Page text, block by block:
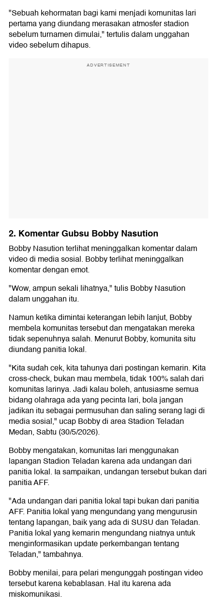
"Sebuah kehormatan bagi kami menjadi komunitas lari
pertama yang diundang merasakan atmosfer stadion
sebelum turnamen dimulai," tertulis dalam unggahan
video sebelum dihapus.
ADVERTISEMENT
2. Komentar Gubsu Bobby Nasution
Bobby Nasution terlihat meninggalkan komentar dalam
video di media sosial. Bobby terlihat meninggalkan
komentar dengan emot.
"Wow, ampun sekali lihatnya," tulis Bobby Nasution
dalam unggahan itu.
Namun ketika dimintai keterangan lebih lanjut, Bobby
membela komunitas tersebut dan mengatakan mereka
tidak sepenuhnya salah. Menurut Bobby, komunita situ
diundang panitia lokal.
"Kita sudah cek, kita tahunya dari postingan kemarin. Kita
cross-check, bukan mau membela, tidak 100% salah dari
komunitas larinya. Jadi kalau boleh, antusiasme semua
bidang olahraga ada yang pecinta lari, bola jangan
jadikan itu sebagai permusuhan dan saling serang lagi di
media sosial," ucap Bobby di area Stadion Teladan
Medan, Sabtu (30/5/2026).
Bobby mengatakan, komunitas lari menggunakan
lapangan Stadion Teladan karena ada undangan dari
panitia lokal. Ia sampaikan, undangan tersebut bukan dari
panitia AFF.
"Ada undangan dari panitia lokal tapi bukan dari panitia
AFF. Panitia lokal yang mengundang yang mengurusin
tentang lapangan, baik yang ada di SUSU dan Teladan.
Panitia lokal yang kemarin mengundang niatnya untuk
menginformasikan update perkembangan tentang
Teladan," tambahnya.
Bobby menilai, para pelari mengunggah postingan video
tersebut karena kebablasan. Hal itu karena ada
miskomunikasi.